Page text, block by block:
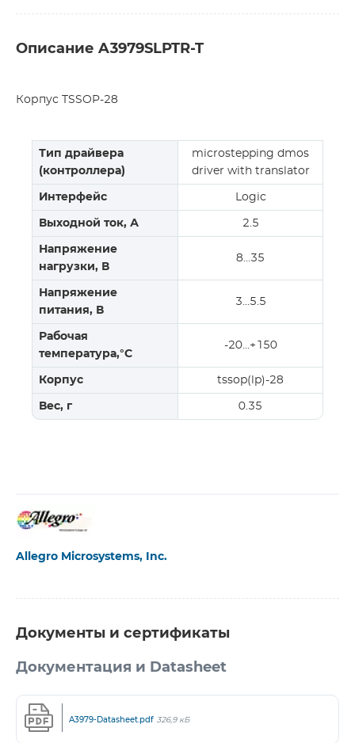
Описание A3979SLPTR-T
Корпус TSSOP-28
Тип драйвера
(контроллера)
microstepping dmos
driver with translator
Интерфейс Logic
Выходной ток, А 2.5
Напряжение
нагрузки, В
8…35
Напряжение
питания, В
3…5.5
Рабочая
температура,°C
-20…+150
Корпус tssop(lp)-28
Вес, г 0.35
Allegro Microsystems, Inc.
Документы и сертификаты
Документация и Datasheet
A3979-Datasheet.pdf 326,9 кБ